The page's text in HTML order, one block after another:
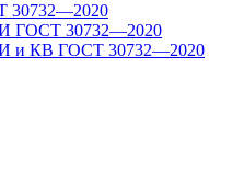
30732—2020
ГОСТ 30732—2020
и КВ ГОСТ 30732—2020